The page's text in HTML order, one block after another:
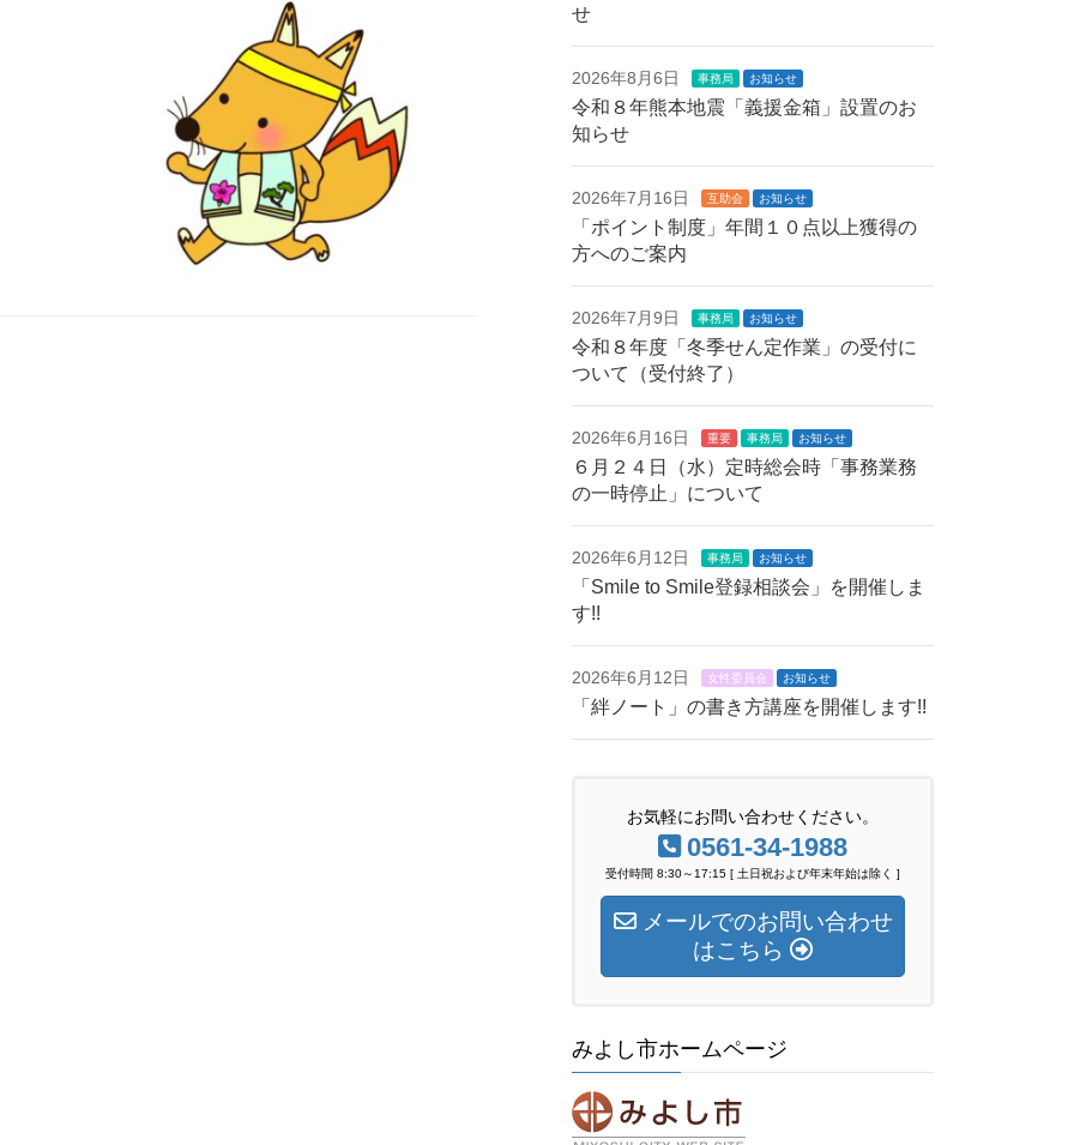
せ
2026年8月6日 事務局 お知らせ
令和８年熊本地震「義援金箱」設置のお
知らせ
2026年7月16日 互助会 お知らせ
「ポイント制度」年間１０点以上獲得の
方へのご案内
2026年7月9日 事務局 お知らせ
令和８年度「冬季せん定作業」の受付に
ついて（受付終了）
2026年6月16日 重要 事務局 お知らせ
６月２４日（水）定時総会時「事務業務
の一時停止」について
2026年6月12日 事務局 お知らせ
「Smile to Smile登録相談会」を開催しま
す!!
2026年6月12日 女性委員会 お知らせ
「絆ノート」の書き方講座を開催します!!
お気軽にお問い合わせください。
0561-34-1988
受付時間 8:30～17:15 [ 土日祝および年末年始は除く ]
メールでのお問い合わせ
はこちら
みよし市ホームページ